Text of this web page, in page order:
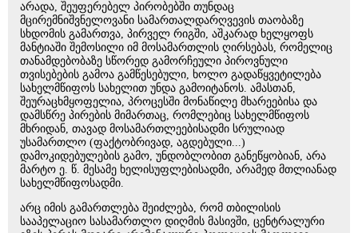
არადა, შეუფერებელ პირობებში თუნდაც
მცირემნიშვნელოვანი სამართალდარღვევის თაობაზე
სხდომის გამართვა, პირველ რიგში, აშკარად ხელყოფს
მანტიაში შემოსილი იმ მოსამართლის ღირსებას, რომელიც
თანამდებობაზე სწორედ გამორჩეული პიროვნული
თვისებების გამოა გამწესებული, ხოლო გადაწყვეტილება
სახელმწიფოს სახელით უნდა გამოიტანოს. ამასთან,
შეურაცხმყოფელია, პროცესში მონაწილე მხარეებისა და
დამსწრე პირების მიმართაც, რომლებიც სახელმწიფოს
მხრიდან, თავად მოსამართლეებისადმი სრულიად
უსამართლო (ფაქტობრივად, აგდებული...)
დამოკიდებულების გამო, უნდობლობით განეწყობიან, არა
მარტო ე. წ. მესამე ხელისუფლებისადმი, არამედ მთლიანად
სახელმწიფოსადმი.
არც იმის გამართლება შეიძლება, რომ თბილისის
სააპელაციო სასამართლო დიღმის მასივში, ცენტრალური